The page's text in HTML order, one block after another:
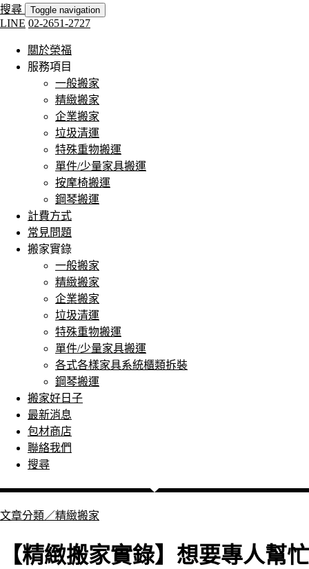
搜尋 Toggle navigation
LINE 02-2651-2727
關於榮福
服務項目
一般搬家
精緻搬家
企業搬家
垃圾清運
特殊重物搬運
單件/少量家具搬運
按摩椅搬運
鋼琴搬運
計費方式
常見問題
搬家實錄
一般搬家
精緻搬家
企業搬家
垃圾清運
特殊重物搬運
單件/少量家具搬運
各式各樣家具系統櫃類拆裝
鋼琴搬運
搬家好日子
最新消息
包材商店
聯絡我們
搜尋
文章分類／精緻搬家
【精緻搬家實錄】想要專人幫忙